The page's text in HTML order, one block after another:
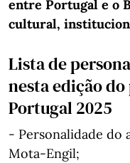
entre Portugal e o
cultural,
Lista de
nesta edição
Portugal 2025
- Personalidade do
Mota‑Engil;